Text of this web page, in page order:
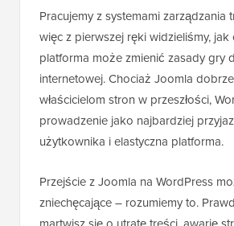
Pracujemy z systemami zarządzania
więc z pierwszej ręki widzieliśmy,
platforma może zmienić zasady gry
internetowej. Chociaż Joomla dobrze
właścicielom stron w przeszłości,
prowadzenie jako najbardziej
użytkownika i elastyczna platforma.
Przejście z Joomla na WordPress
zniechęcające – rozumiemy to.